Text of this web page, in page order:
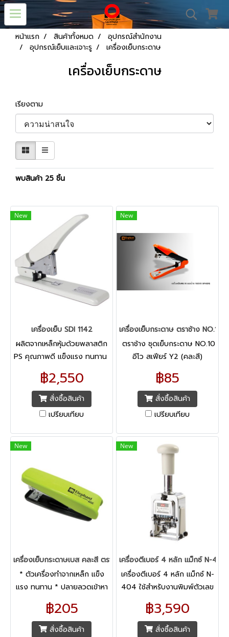
หน้าแรก สินค้าทั้งหมด
อุปกรณ์สำนักงาน
อุปกรณ์เย็บและเจาะรู
เครื่องเย็บกระดาษ
เครื่องเย็บกระดาษ
เรียงตาม
พบสินค้า 25 ชิ้น
New
เครื่องเย็บ SDI 1142
ผลิตจากเหล็กหุ้มด้วยพลาสติก
PS คุณภาพดี แข็งแรง ทนทาน
สเกลตั้งระยะความลึกในการเย็บ
และมีที่กั้นล็อก เย็บได้แม่นยำ
เหมาะสำหรับใช้ในสำนักงาน
฿2,550
สั่งซื้อสินค้า
เปรียบเทียบ
New
เครื่องเย็บกระดาษ ตราช้าง NO.10
ตราช้าง ชุดเย็บกระดาษ NO.10
อีโว สเฟียร์ Y2 (คละสี)
Stapler No.10 Evo
Sphere/Y2 ดีไซน์ใหม่ล่าสุด
เพื่อความสะดวกสบายในการใช้
งานทุกรูปแบบ
฿85
สั่งซื้อสินค้า
เปรียบเทียบ
New
เครื่องเย็บกระดาษเบส คละสี ตราช้าง No.DS-45N
* ตัวเครื่องทำจากเหล็ก แข็ง
แรง ทนทาน * ปลายลวดเข้าหา
กันและแบบแยกออกจากกัน มี
รางบอกจำนวนลวดเย็บ
฿205
สั่งซื้อสินค้า
New
เครื่องตีเบอร์ 4 หลัก แม็กซ์ N-404
เครื่องตีเบอร์ 4 หลัก แม็กซ์ N-
404 ใช้สำหรับงานพิมพ์ตัวเลข
บนเอกสารทุกชนิดได้ตาม
ต้องการ ตัวเครื่องทำจากเหล็ก
คุณภาพดี มีความแข็งแรง และ
฿3,590
สั่งซื้อสินค้า